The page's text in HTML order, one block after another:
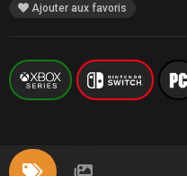
Ajouter aux favoris